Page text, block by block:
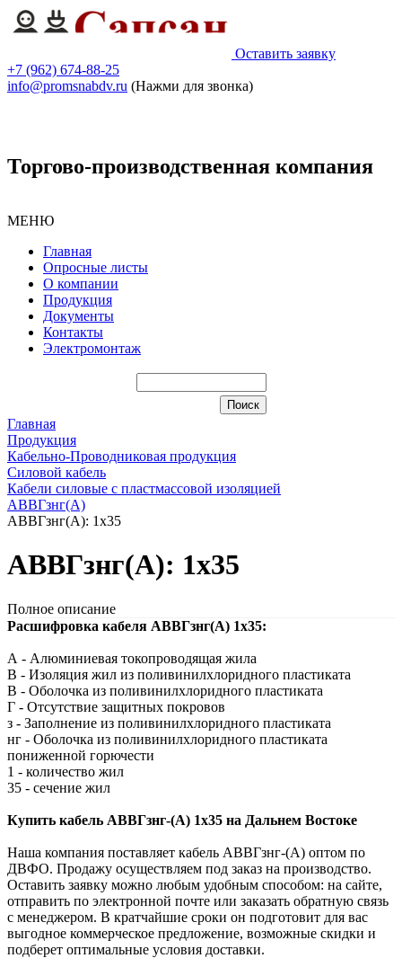
Оставить заявку
+7 (962) 674-88-25
info@promsnabdv.ru (Нажми для звонка)
Торгово-производственная компания
МЕНЮ
Главная
Опросные листы
О компании
Продукция
Документы
Контакты
Электромонтаж
Главная
Продукция
Кабельно-Проводниковая продукция
Силовой кабель
Кабели силовые с пластмассовой изоляцией
АВВГзнг(A)
АВВГзнг(A): 1х35
АВВГзнг(A): 1х35
Полное описание
Расшифровка кабеля АВВГзнг(A) 1х35:
А - Алюминиевая токопроводящая жила
В - Изоляция жил из поливинилхлоридного пластиката
В - Оболочка из поливинилхлоридного пластиката
Г - Отсутствие защитных покровов
з - Заполнение из поливинилхлоридного пластиката
нг - Оболочка из поливинилхлоридного пластиката
пониженной горючести
1 - количество жил
35 - сечение жил
Купить кабель АВВГзнг-(А) 1х35 на Дальнем Востоке
Наша компания поставляет кабель АВВГзнг-(А) оптом по
ДВФО. Продажу осуществляем под заказ на производство.
Оставить заявку можно любым удобным способом: на сайте,
отправить по электронной почте или заказать обратную связь
с менеджером. В кратчайшие сроки он подготовит для вас
выгодное коммерческое предложение, возможные скидки и
подберет оптимальные условия доставки.